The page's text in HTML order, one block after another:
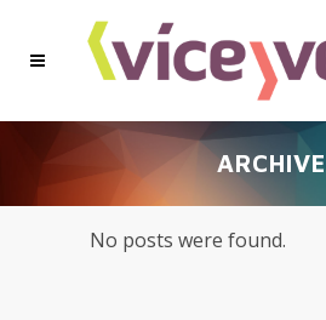
ARCHIVE
No posts were found.